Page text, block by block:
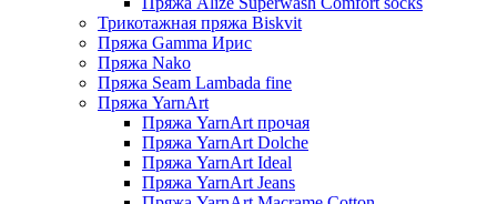
Трикотажная пряжа Biskvit
Пряжа Gamma Ирис
Пряжа Nako
Пряжа Seam Lambada fine
Пряжа YarnArt
Пряжа YarnArt прочая
Пряжа YarnArt Dolche
Пряжа YarnArt Ideal
Пряжа YarnArt Jeans